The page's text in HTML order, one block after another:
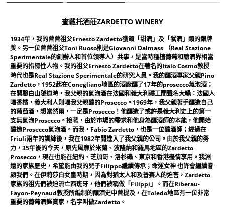
查戴托酒莊ZARDETTO WINERY
1934年，我的曾曾祖父Ernesto Zardetto獲頒「甜酒」及「餐酒」類的銀牌
獎。另一位曾曾祖父Toni Ruoso則是Giovanni Dalmass （Real Stazione
Sperimentale的創辦人和首位領導人）共事，是當時種植葡萄和釀酒界相當
重要的指標性人物。我的祖父Ernesto Zardetto在著名的Italo Cosmo教授
時代也是Real Stazione Sperimentale的研究人員。我的釀酒專家父親Pino
Zardetto，1952起在Conegliano地區的酒廠釀了17年的prosecco氣泡酒；
在開鑿白山隧道時，我父親的氣泡酒在法國和義大利礦工間聲名大噪：法國人
喝香檳，義大利人則喝我父親釀的Prosecco。1969年，我父親著手釀造自己
的葡萄酒，想當然爾，一定是Prosecco！他釀造了或許是義大利史上的第一
支無氣泡Prosecco。接著，由於市場的需求和他身為釀酒師的本能，他開始
釀造Prosecco氣泡酒。而我，Fabio Zardetto，也是一位釀酒師；經過在
Friuli兩年的訓練後，我在1982年間進入了我父親的公司。由於我父親的努
力，35年後的今天，原先風靡於米蘭、波隆納和羅馬地區的Zardetto
Prosecco，現在也能在紐約、芝加哥、洛杉磯、東京和香港盡情享用。我淵
遠的家族歷史，希望能由我的兒子Filippo繼續傳承；命運女神 也許會繼續眷
顧我們。在伊莉莎白女皇時期，因為對猶太人和及普賽人的迫害，Zardetto
家族的祖先們被迫流亡西班牙，他們被稱做「Filippi」。而在Riberau-
Fayon-Peynaud教授所編制的釀酒史中曾提及，在Toledo地區有一位非常
重要的葡萄酒鑑賞家，名字叫做Zardetto。